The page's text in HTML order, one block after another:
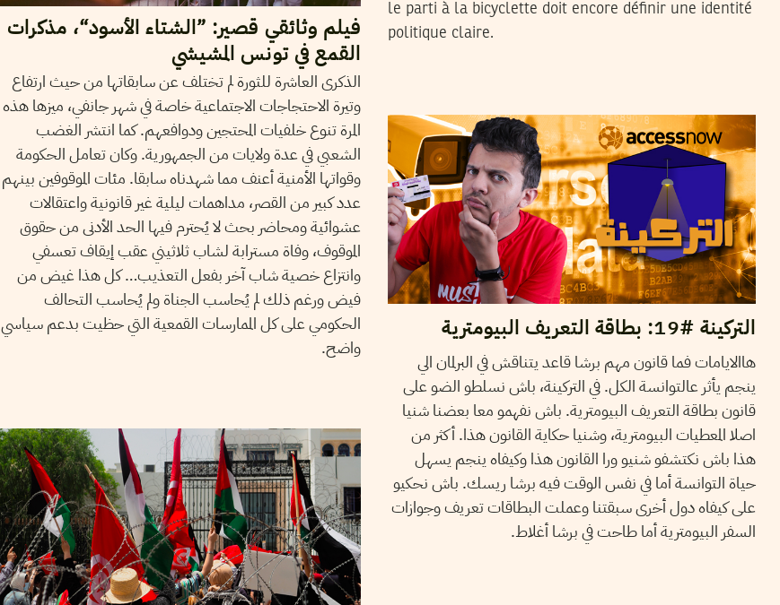
le parti à la bicyclette doit encore définir une identité
politique claire.
فيلم وثائقي قصير: ”الشتاء الأسود“، مذكرات
القمع في تونس المشيشي
الذكرى العاشرة للثورة لم تختلف عن سابقاتها من حيث ارتفاع
وتيرة الاحتجاجات الاجتماعية خاصة في شهر جانفي، ميزها هذه
المرة تنوع خلفيات المحتجين ودوافعهم. كما انتشر الغضب
الشعبي في عدة ولايات من الجمهورية. وكان تعامل الحكومة
وقواتها الأمنية أعنف مما شهدناه سابقا. مئات الموقوفين بينهم
عدد كبير من القصر، مداهمات ليلية غير قانونية واعتقالات
عشوائية ومحاضر بحث لا يُحترم فيها الحد الأدنى من حقوق
الموقوف، وفاة مسترابة لشاب ثلاثيني عقب إيقاف تعسفي
وانتزاع خصية شاب آخر بفعل التعذيب… كل هذا غيض من
فيض ورغم ذلك لم يُحاسب الجناة ولم يُحاسب التحالف
الحكومي على كل الممارسات القمعية التي حظيت بدعم سياسي
واضح.
التركينة #19: بطاقة التعريف البيومترية
هاالايامات فما قانون مهم برشا قاعد يتناقش في البرلمان الي
ينجم يأثر عالتوانسة الكل. في التركينة، باش نسلطو الضو على
قانون بطاقة التعريف البيومترية. باش نفهمو معا بعضنا شنيا
اصلا المعطيات البيومترية، وشنيا حكاية القانون هذا. أكثر من
هذا باش نكتشفو شنيو ورا القانون هذا وكيفاه ينجم يسهل
حياة التوانسة أما في نفس الوقت فيه برشا ريسك. باش نحكيو
على كيفاه دول أخرى سبقتنا وعملت البطاقات تعريف وجوازات
السفر البيومترية أما طاحت في برشا أغلاط.